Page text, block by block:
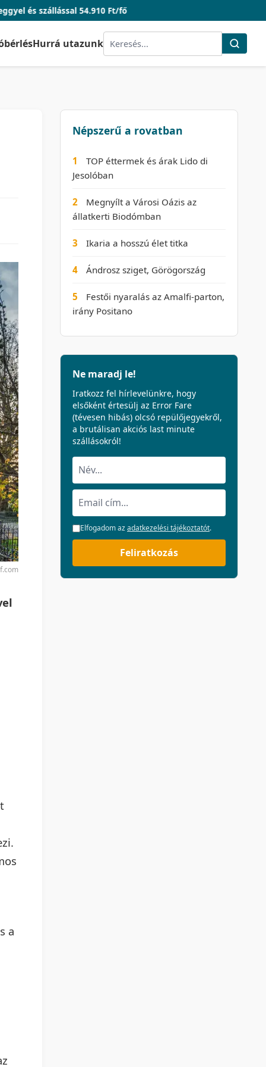
54.910 Ft/fő
Hurrá utazunk
a
Népszerű a rovatban
1
TOP éttermek és árak Lido di
Jesolóban
2
Megnyílt a Városi Oázis az
állatkerti Biodómban
3 Ikaria a hosszú élet titka
4 Ándrosz sziget, Görögország
5
Festői nyaralás az Amalfi-parton,
irány Positano
Ne maradj le!
Iratkozz fel hírlevelünkre, hogy
elsőként értesülj az Error Fare
(tévesen hibás) olcsó repülőjegyekről,
a brutálisan akciós last minute
szállásokról!
Elfogadom azadatkezelési tájékoztatót.
Feliratkozás